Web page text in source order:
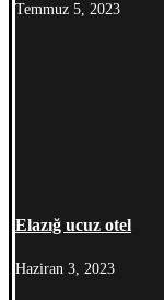
Temmuz 5, 2023
Elazığ ucuz otel
Haziran 3, 2023